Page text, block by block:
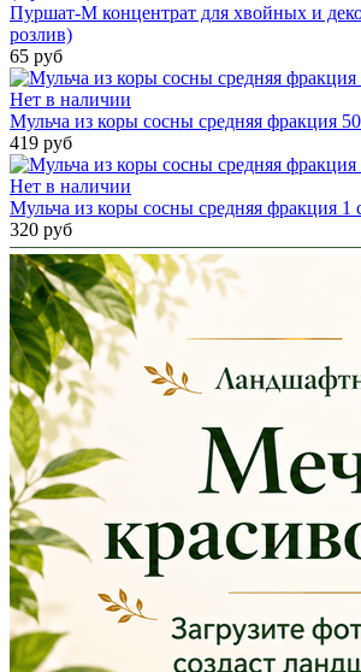
Пуршат-М концентрат для хвойных и
розлив)
65 руб
Нет в наличии
Мульча из коры сосны средняя фракция
419 руб
Нет в наличии
Мульча из коры сосны средняя фракция 1
320 руб